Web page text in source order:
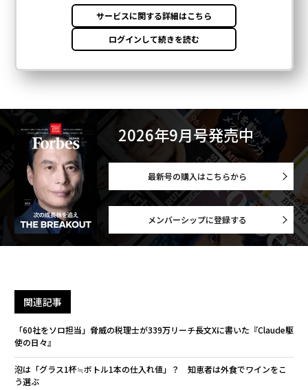
2026年9月号発売中
最新号の購入はこちらから
メンバーシップに登録する
関連記事
「60社をソロ担当」脅威の税理士が339万リーチ長文Xに書いた『Claude駆
使の日々』
泡は「グラス1杯≒ボトル1本の仕入れ値」？ 知恵者は外食でワインをこ
う選ぶ